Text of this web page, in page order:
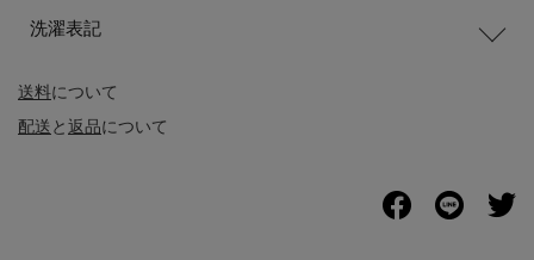
送料について
配送と返品について
洗濯表記